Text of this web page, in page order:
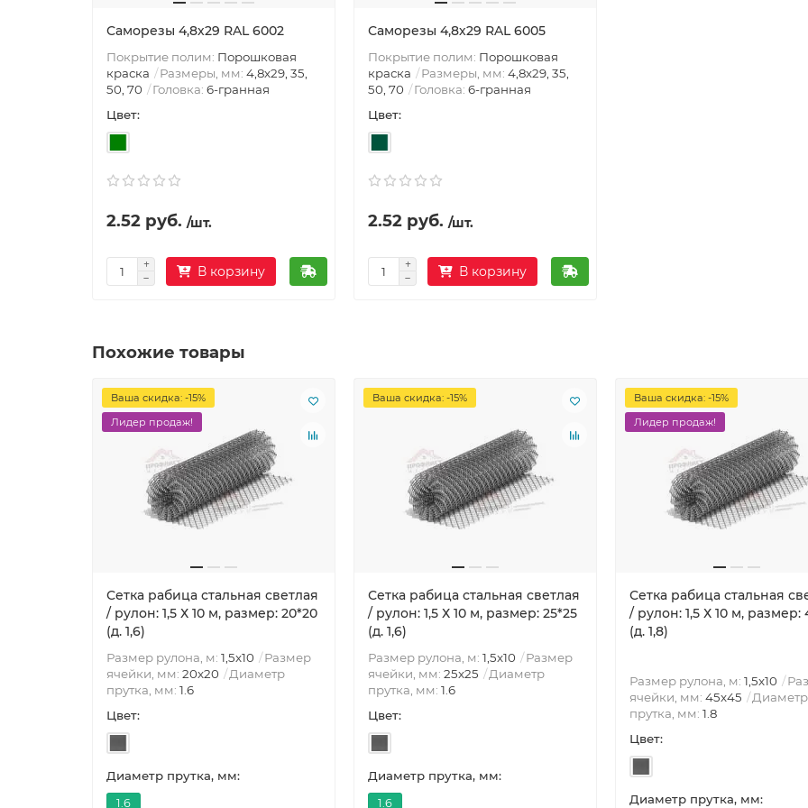
Саморезы 4,8х29 RAL 6002
Покрытие полим: Порошковая
краска
Размеры, мм: 4,8х29, 35,
50, 70
Головка: 6-гранная
Цвет:
2.52 руб. /шт.
В корзину
Саморезы 4,8х29 RAL 6005
Покрытие полим: Порошковая
краска
Размеры, мм: 4,8х29, 35,
50, 70
Головка: 6-гранная
Цвет:
2.52 руб. /шт.
В корзину
Похожие товары
Ваша скидка: -15%
Лидер продаж!
Сетка рабица стальная светлая
/ рулон: 1,5 Х 10 м, размер: 20*20
(д. 1,6)
Размер рулона, м: 1,5x10
Размер
ячейки, мм: 20x20
Диаметр
прутка, мм: 1.6
Цвет:
Диаметр прутка, мм:
1.6
Ваша скидка: -15%
Сетка рабица стальная светлая
/ рулон: 1,5 Х 10 м, размер: 25*25
(д. 1,6)
Размер рулона, м: 1,5x10
Размер
ячейки, мм: 25x25
Диаметр
прутка, мм: 1.6
Цвет:
Диаметр прутка, мм:
1.6
Ваша скидка: -15%
Лидер продаж!
Сетка рабица стальная
/ рулон: 1,5 Х 10 м, размер:
(д. 1,8)
Размер рулона, м: 1,5x10
ячейки, мм: 45x45
Диаметр
прутка, мм: 1.8
Цвет:
Диаметр прутка, мм: